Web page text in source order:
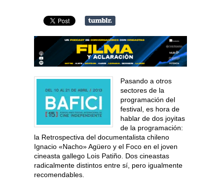
Pasando a otros
sectores de la
programación del
festival, es hora de
hablar de dos joyitas
de la programación:
la Retrospectiva del documentalista chileno
Ignacio «Nacho» Agüero y el Foco en el joven
cineasta gallego Lois Patiño. Dos cineastas
radicalmente distintos entre sí, pero igualmente
recomendables.